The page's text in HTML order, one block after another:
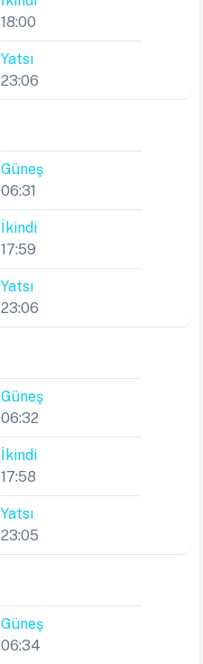
18:00
Yatsı
23:06
Güneş
06:31
İkindi
17:59
Yatsı
23:06
Güneş
06:32
İkindi
17:58
Yatsı
23:05
Güneş
06:34